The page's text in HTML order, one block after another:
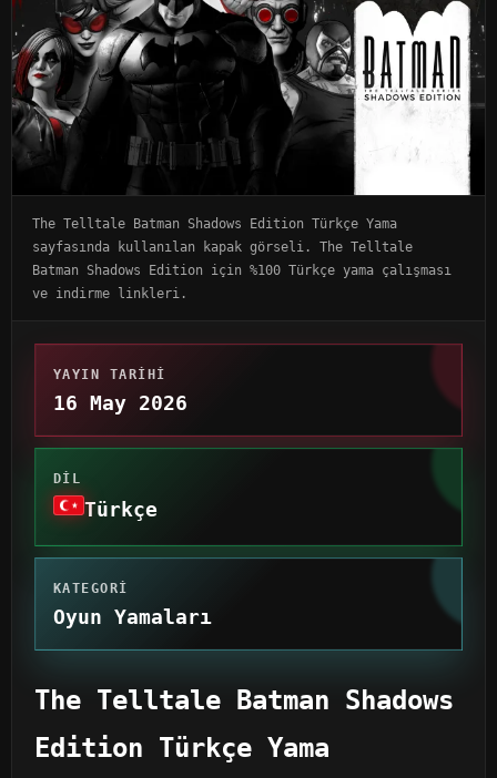
The Telltale Batman Shadows Edition Türkçe Yama
sayfasında kullanılan kapak görseli. The Telltale
Batman Shadows Edition için %100 Türkçe yama çalışması
ve indirme linkleri.
YAYIN TARIHI
16 May 2026
DIL
Türkçe
KATEGORI
Oyun Yamaları
The Telltale Batman Shadows
Edition Türkçe Yama